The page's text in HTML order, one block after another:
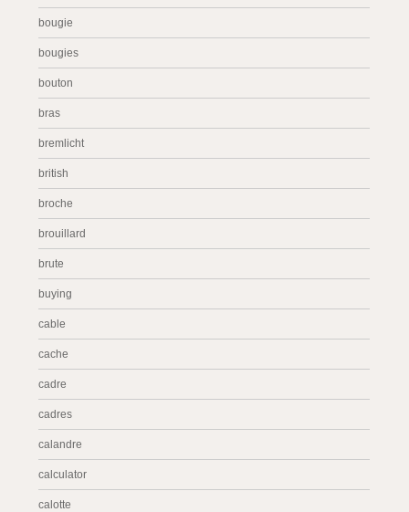
bougie
bougies
bouton
bras
bremlicht
british
broche
brouillard
brute
buying
cable
cache
cadre
cadres
calandre
calculator
calotte